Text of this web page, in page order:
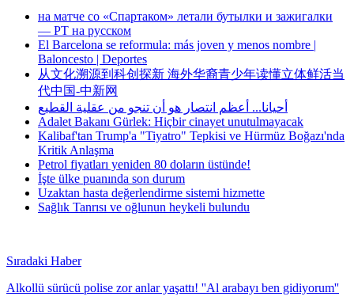
на матче со «Спартаком» летали бутылки и зажигалки
— РТ на русском
El Barcelona se reformula: más joven y menos nombre |
Baloncesto | Deportes
从文化溯源到科创探新 海外华裔青少年读懂立体鲜活当
代中国-中新网
أحيانا... أعظم انتصار هو أن تنجو من عقلية القطيع
Adalet Bakanı Gürlek: Hiçbir cinayet unutulmayacak
Kalibaf'tan Trump'a "Tiyatro" Tepkisi ve Hürmüz Boğazı'nda
Kritik Anlaşma
Petrol fiyatları yeniden 80 doların üstünde!
İşte ülke puanında son durum
Uzaktan hasta değerlendirme sistemi hizmette
Sağlık Tanrısı ve oğlunun heykeli bulundu
Sıradaki Haber
Alkollü sürücü polise zor anlar yaşattı! ''Al arabayı ben gidiyorum''